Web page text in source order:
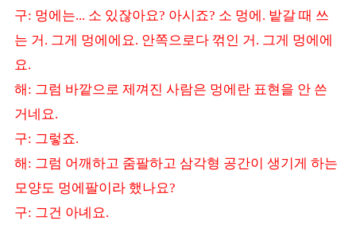
구: 멍에는... 소 있잖아요? 아시죠? 소 멍에. 밭갈 때 쓰
는 거. 그게 멍에에요. 안쪽으로다 꺾인 거. 그게 멍에에
요.
해: 그럼 바깥으로 제껴진 사람은 멍에란 표현을 안 쓴
거네요.
구: 그렇죠.
해: 그럼 어깨하고 줌팔하고 삼각형 공간이 생기게 하는
모양도 멍에팔이라 했나요?
구: 그건 아녜요.